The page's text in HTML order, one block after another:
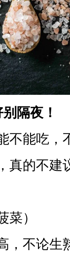
隔夜！
不能吃，
真的不建
菜）
，不论生